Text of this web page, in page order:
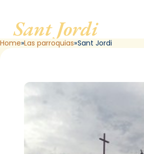
Sant Jordi, de
Home Las parroquias Sant Jordi